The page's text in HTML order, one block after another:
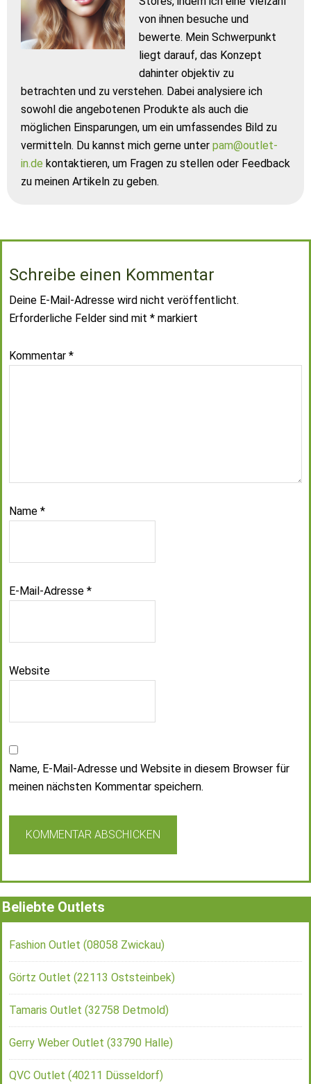
von ihnen besuche und
bewerte. Mein Schwerpunkt
liegt darauf, das Konzept
dahinter objektiv zu
betrachten und zu verstehen. Dabei analysiere ich
sowohl die angebotenen Produkte als auch die
möglichen Einsparungen, um ein umfassendes Bild zu
vermitteln. Du kannst mich gerne unter pam@outlet-
in.de kontaktieren, um Fragen zu stellen oder Feedback
zu meinen Artikeln zu geben.
Schreibe einen Kommentar
Deine E-Mail-Adresse wird nicht veröffentlicht.
Erforderliche Felder sind mit * markiert
Kommentar *
Name *
E-Mail-Adresse *
Website
Name, E-Mail-Adresse und Website in diesem Browser für
meinen nächsten Kommentar speichern.
Beliebte Outlets
Fashion Outlet (08058 Zwickau)
Görtz Outlet (22113 Oststeinbek)
Tamaris Outlet (32758 Detmold)
Gerry Weber Outlet (33790 Halle)
QVC Outlet (40211 Düsseldorf)